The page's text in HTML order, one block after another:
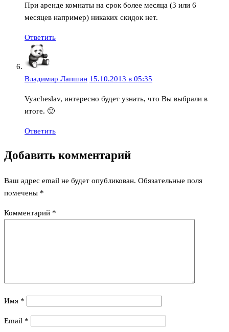
При аренде комнаты на срок более месяца (3 или 6
месяцев например) никаких скидок нет.
Ответить
Владимир Лапшин 15.10.2013 в 05:35
Vyacheslav, интересно будет узнать, что Вы выбрали в
итоге. 🙂
Ответить
Добавить комментарий
Ваш адрес email не будет опубликован. Обязательные поля
помечены *
Комментарий *
Имя *
Email *